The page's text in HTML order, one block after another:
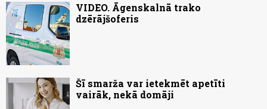
VIDEO. Āgenskalnā trako
dzērājšoferis
Šī smarža var ietekmēt apetīti
vairāk, nekā domāji